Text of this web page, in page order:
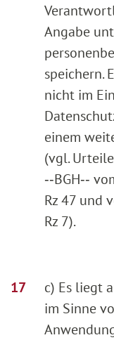
Angabe
speichern.
nicht im
einem
(vgl.
‑‑BGH‑‑
Rz 47 und
Rz 7).
c) Es liegt
im Sinne